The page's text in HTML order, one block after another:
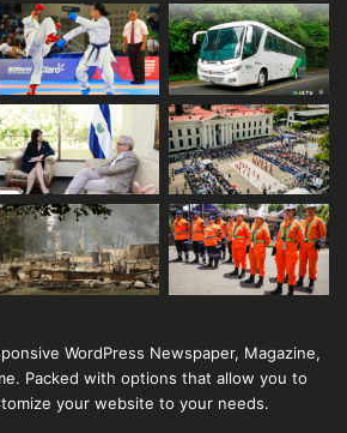
WordPress Newspaper, Magazine,
Packed with options that allow you to
your website to your needs.